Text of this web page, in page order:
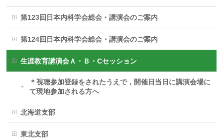
第123回日本内科学会総会・講演会のご案内
第124回日本内科学会総会・講演会のご案内
生涯教育講演会Ａ・Ｂ・Cセッション
＊視聴参加登録をされたうえで，開催日当日に講演会場に
て現地参加される方へ
北海道支部
東北支部